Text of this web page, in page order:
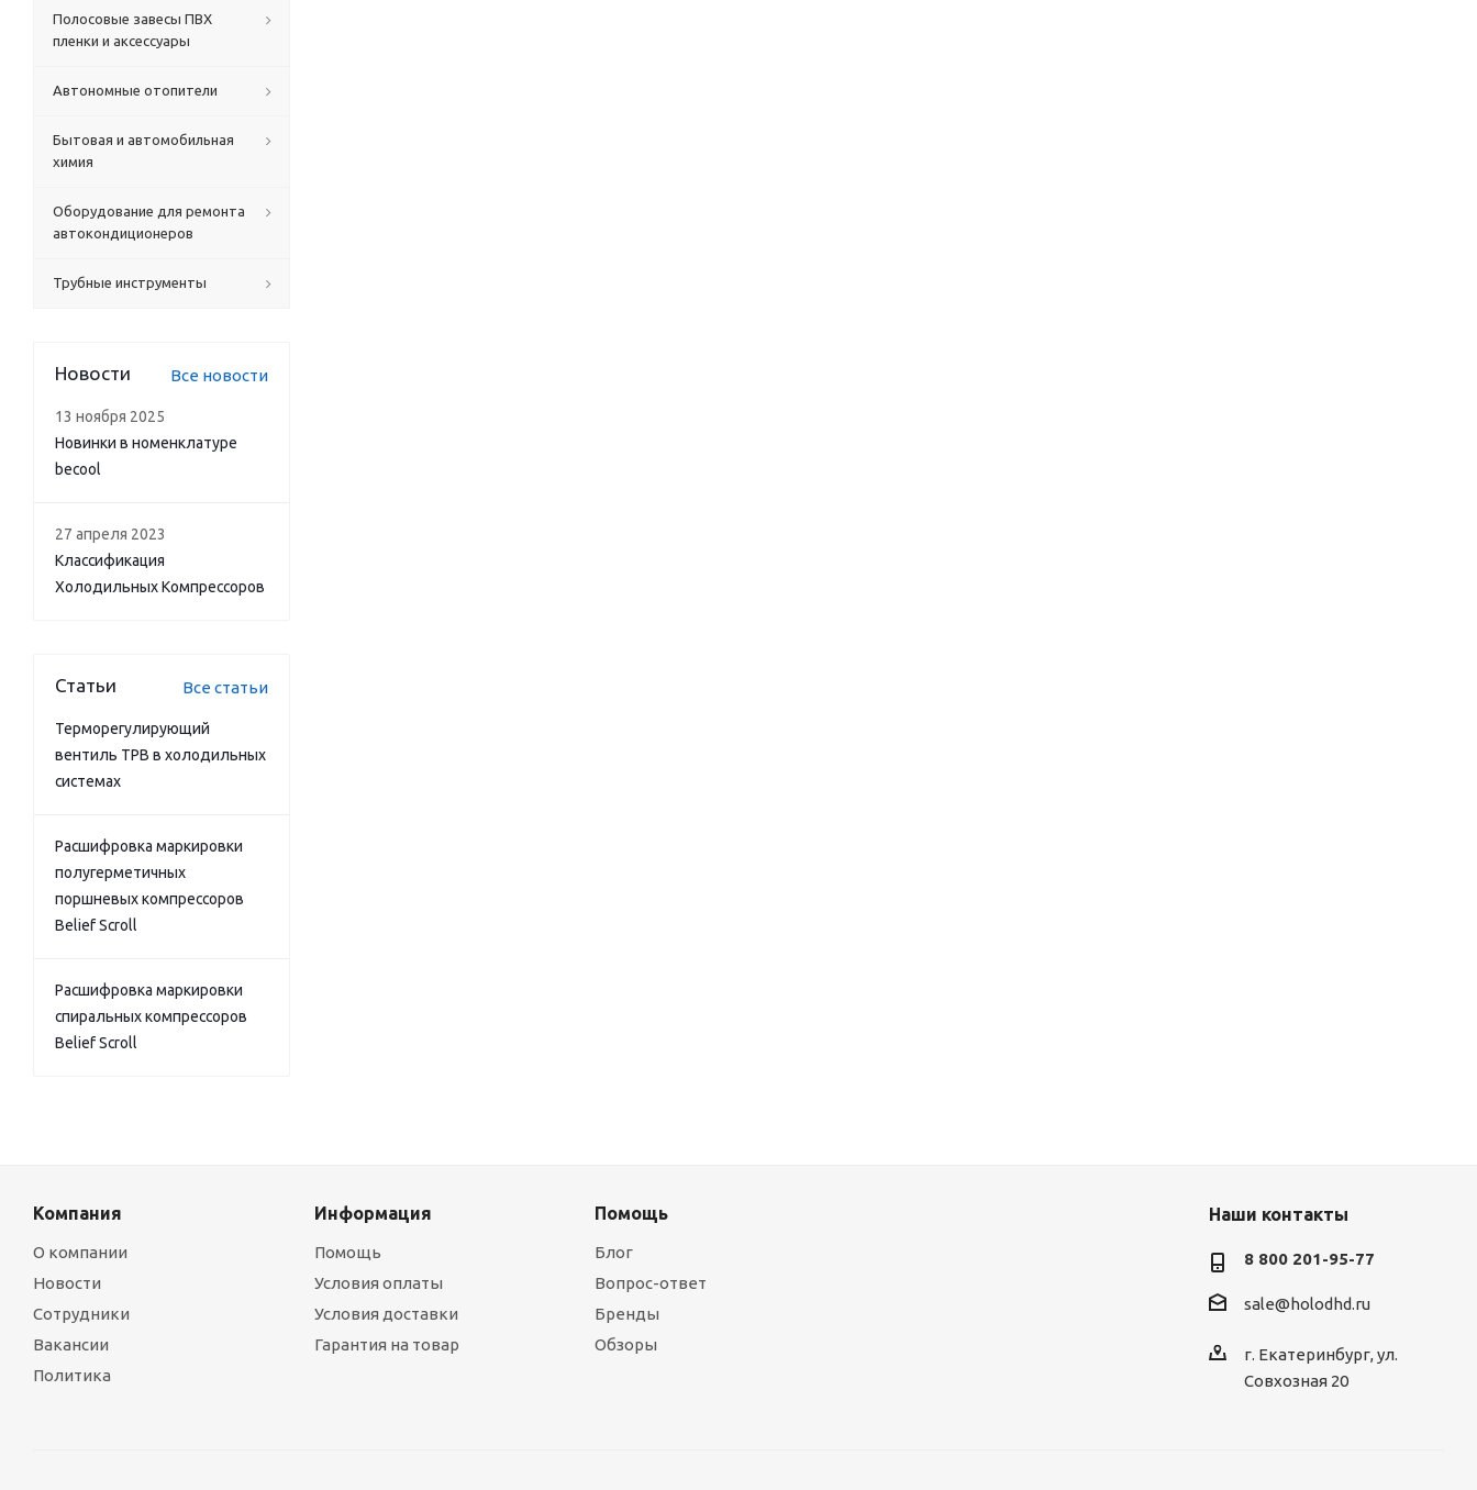
Полосовые завесы ПВХ
пленки и аксессуары
Автономные отопители
Бытовая и автомобильная
химия
Оборудование для ремонта
автокондиционеров
Трубные инструменты
Новости Все новости
13 ноября 2025
Новинки в номенклатуре
becool
27 апреля 2023
Классификация
Холодильных Компрессоров
Статьи Все статьи
Терморегулирующий
вентиль ТРВ в холодильных
системах
Расшифровка маркировки
полугерметичных
поршневых компрессоров
Belief Scroll
Расшифровка маркировки
спиральных компрессоров
Belief Scroll
Компания
О компании
Новости
Сотрудники
Вакансии
Политика
Информация
Помощь
Условия оплаты
Условия доставки
Гарантия на товар
Помощь
Блог
Вопрос-ответ
Бренды
Обзоры
Наши контакты
8 800 201-95-77
sale@holodhd.ru
г. Екатеринбург, ул.
Совхозная 20